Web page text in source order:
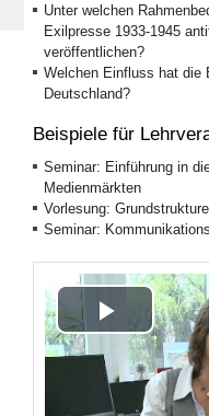
Unter welchen
Exilpresse 1933-1945
veröffentlichen?
Welchen Einfluss hat die
Deutschland?
Beispiele für
Seminar: Einführung in
Medienmärkten
Vorlesung:
Seminar:
Play
Video